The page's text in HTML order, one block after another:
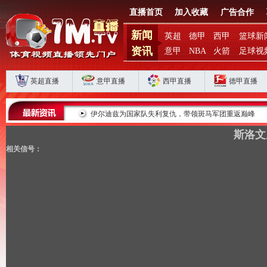
直播首页 加入收藏 广告合作
新闻
资讯
英超 德甲 西甲
篮球新
意甲
NBA 火箭 足球视
英超直播 意甲直播 西甲直播 德甲直播
扣分时代生存 伊尔迪兹为国家队失利复仇，带领斑马军团重返巅峰
斯洛
相关信号：